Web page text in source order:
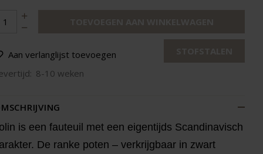
Aan verlanglijst toevoegen
8-10 weken
is een fauteuil met een eigentijds Scandinavisch
De ranke poten – verkrijgbaar in zwart